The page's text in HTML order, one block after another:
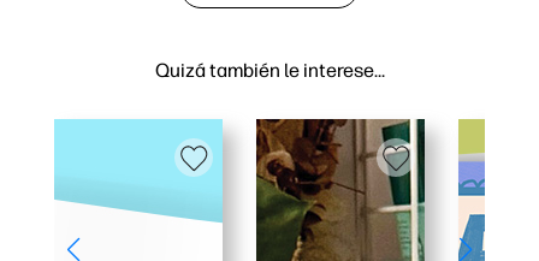
Quizá también le interese…